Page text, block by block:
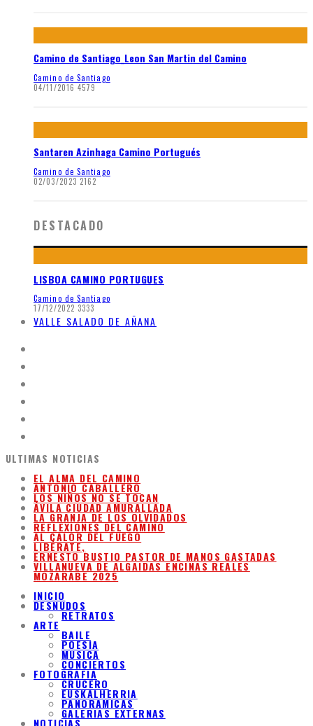
Camino de Santiago_Leon San Martin del Camino
Camino de Santiago
04/11/2016 4579
Santaren Azinhaga Camino Portugués
Camino de Santiago
02/03/2023 2162
DESTACADO
LISBOA CAMINO PORTUGUES
Camino de Santiago
17/12/2022 3333
VALLE SALADO DE AÑANA
ULTIMAS NOTICIAS
EL ALMA DEL CAMINO
ANTONIO CABALLERO
LOS NIÑOS NO SE TOCAN
ÁVILA CIUDAD AMURALLADA
LA GRANJA DE LOS OLVIDADOS
REFLEXIONES DEL CAMINO
AL CALOR DEL FUEGO
LIBÉRATE,
ERNESTO BUSTIO PASTOR DE MANOS GASTADAS
VILLANUEVA DE ALGAIDAS ENCINAS REALES
MOZARABE 2025
INICIO
DESNUDOS
RETRATOS
ARTE
BAILE
POESIA
MUSICA
CONCIERTOS
FOTOGRAFIA
CRUCERO
EUSKALHERRIA
PANORAMICAS
GALERIAS EXTERNAS
NOTICIAS